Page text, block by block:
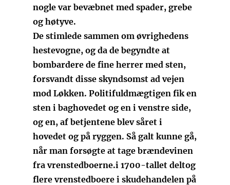
nogle var bevæbnet med spader, grebe
og høtyve.
De stimlede sammen om øvrighedens
hestevogne, og da de begyndte at
bombardere de fine herrer med sten,
forsvandt disse skyndsomst ad vejen
mod Løkken. Politifuldmægtigen fik en
sten i baghovedet og en i venstre side,
og en, af betjentene blev såret i
hovedet og på ryggen. Så galt kunne gå,
når man forsøgte at tage brændevinen
fra vrenstedboerne.i 1700-tallet deltog
flere vrenstedboere i skudehandelen på